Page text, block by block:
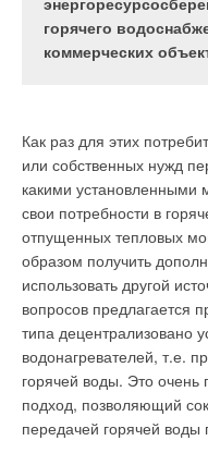
горячего
коммерческих
Как раз для этих
или собственных нужд
какими
свои потребности в
отпущенных тепловых
образом получить
использовать другой
вопросов предлагается
типа децентрализовано
водонагревателей, т.е.
горячей воды. Это
подход, позволяющий
передачей горячей
повышающих
одновременно по
Рынок конденсационной
стадии становления.
приобретаемых и
скрытую теплоту
невелик. Сказываются и
капиталовложения, и
данном случае
населения, и
области, и сильные
раскрыть потенциал
Между тем, в Европе
«Правилами
населению» [1]
установлены) или
(если счетчики не
применения этой
что месячное
общедомовому
случаев превышает
водосчетчиков и
потребления.
достигает
установке